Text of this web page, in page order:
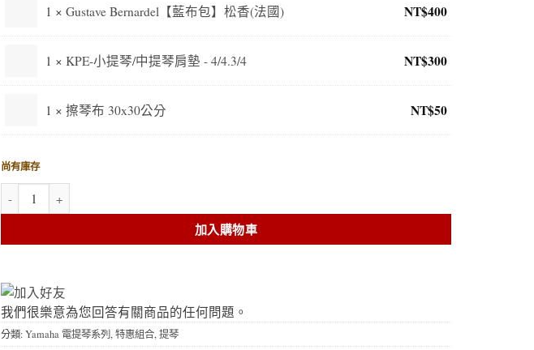
1 × Gustave Bernardel【藍布包】松香(法國) NT$400
1 × KPE-小提琴/中提琴肩墊 - 4/4.3/4 NT$300
1 × 擦琴布 30x30公分 NT$50
尚有庫存
Yamaha 靜音小提琴-SV250 特價組合 數量
加入購物車
我們很樂意為您回答有關商品的任何問題。
分類:Yamaha 電提琴系列, 特惠組合, 提琴